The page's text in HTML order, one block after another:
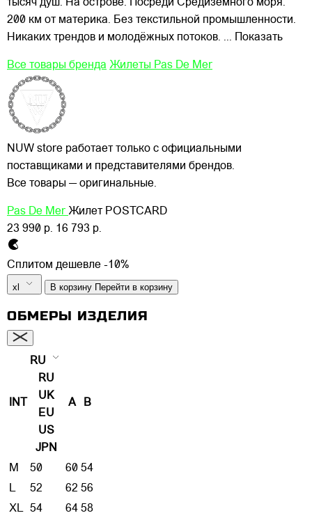
тысяч душ. На острове. Посреди Средиземного моря.
200 км от материка. Без текстильной промышленности.
Никаких трендов и молодёжных потоков. ... Показать
Все товары бренда Жилеты Pas De Mer
NUW store работает только с официальными
поставщиками и представителями брендов.
Все товары — оригинальные.
Pas De Mer Жилет POSTCARD
23 990 р. 16 793 р.
Сплитом дешевле -10%
xl В корзину Перейти в корзину
ОБМЕРЫ ИЗДЕЛИЯ
INT
RU
RU
UK
EU
US
JPN
A B
M 50 60 54
L
52 62 56
XL 54 64 58